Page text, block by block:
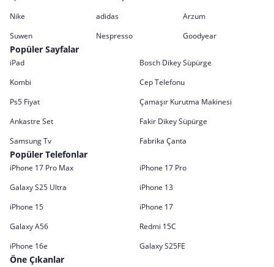
Nike
adidas
Arzum
Suwen
Nespresso Goodyear
Popüler Sayfalar
iPad
Bosch Dikey Süpürge
Kombi
Cep Telefonu
Ps5 Fiyat
Çamaşır Kurutma Makinesi
Ankastre Set
Fakir Dikey Süpürge
Samsung Tv
Fabrika Çanta
Popüler Telefonlar
iPhone 17 Pro Max
iPhone 17 Pro
Galaxy S25 Ultra
iPhone 13
iPhone 15
iPhone 17
Galaxy A56
Redmi 15C
iPhone 16e
Galaxy S25FE
Öne Çıkanlar